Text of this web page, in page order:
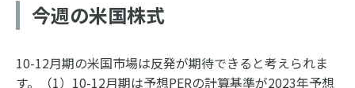
今週の米国株式
10-12月期の米国市場は反発が期待できると考えられま
す。（1）10-12月期は予想PERの計算基準が2023年予想